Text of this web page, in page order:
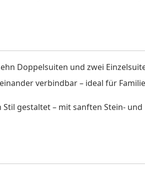
Doppelsuiten und zwei
verbindbar – ideal für
gestaltet – mit sanften Stein-